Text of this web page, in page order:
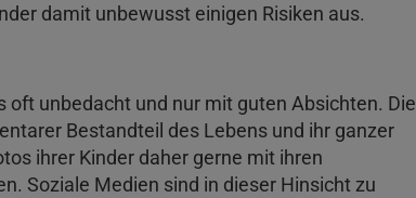
damit unbewusst einigen Risiken aus.
oft unbedacht und nur mit guten Absichten. Die
Bestandteil des Lebens und ihr ganzer
ihrer Kinder daher gerne mit ihren
Soziale Medien sind in dieser Hinsicht zu